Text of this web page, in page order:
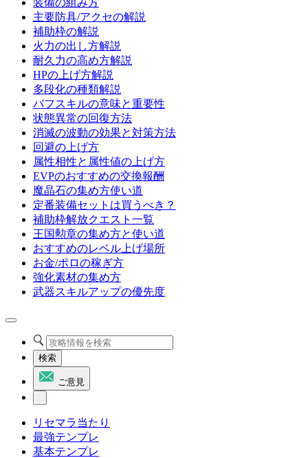
装備の組み方
主要防具/アクセの解説
補助枠の解説
火力の出し方解説
耐久力の高め方解説
HPの上げ方解説
多段化の種類解説
バフスキルの意味と重要性
状態異常の回復方法
消滅の波動の効果と対策方法
回避の上げ方
属性相性と属性値の上げ方
EVPのおすすめの交換報酬
魔晶石の集め方使い道
定番装備セットは買うべき？
補助枠解放クエスト一覧
王国勲章の集め方と使い道
おすすめのレベル上げ場所
お金/ポロの稼ぎ方
強化素材の集め方
武器スキルアップの優先度
検索
ご意見
リセマラ当たり
最強テンプレ
基本テンプレ